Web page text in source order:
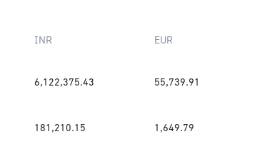
INR EUR
6,122,375.43 55,739.91
181,210.15 1,649.79